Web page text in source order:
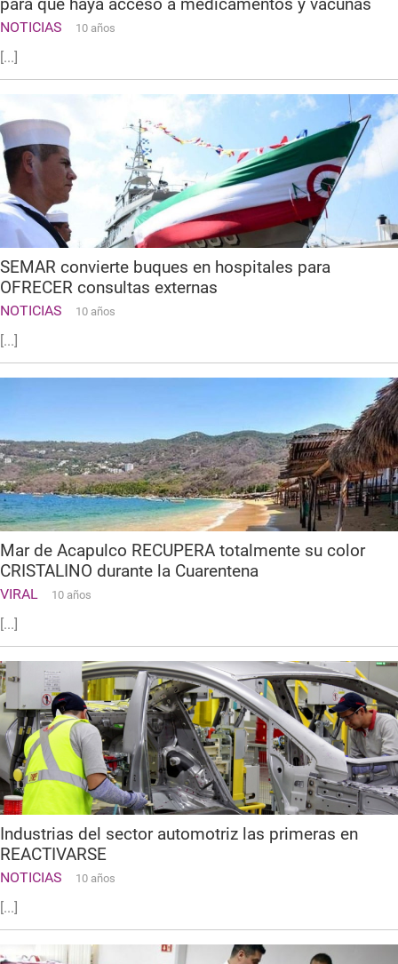
NOTICIAS 10 años
[...]
SEMAR convierte buques en hospitales para
OFRECER consultas externas
NOTICIAS 10 años
[...]
Mar de Acapulco RECUPERA totalmente su color
CRISTALINO durante la Cuarentena
VIRAL 10 años
[...]
Industrias del sector automotriz las primeras en
REACTIVARSE
NOTICIAS 10 años
[...]